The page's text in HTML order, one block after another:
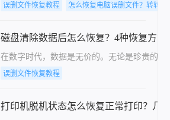
误删文件恢复教程 怎么恢复电脑误删文件？转转大
磁盘清除数据后怎么恢复？4种恢复方法
在数字时代，数据是无价的。无论是珍贵的
误删文件恢复教程
打印机脱机状态怎么恢复正常打印？几